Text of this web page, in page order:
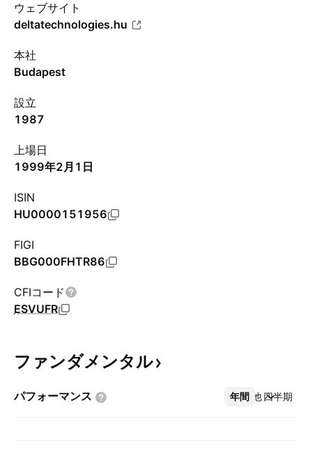
ウェブサイト
deltatechnologies.hu
本社
Budapest
設立
1987
上場日
1999年2月1日
ISIN
HU0000151956
FIGI
BBG000FHTR86
CFIコード
ESVUFR
ファンダメンタル
パフォーマンス 年間 四半期
その他